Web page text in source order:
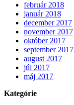
február 2018
január 2018
december 2017
november 2017
október 2017
september 2017
august 2017
júl 2017
máj 2017
Kategórie